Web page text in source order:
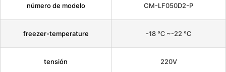
número de modelo CM-LF050D2-P
freezer-temperature -18 ℃ ~-22 ℃
tensión 220V